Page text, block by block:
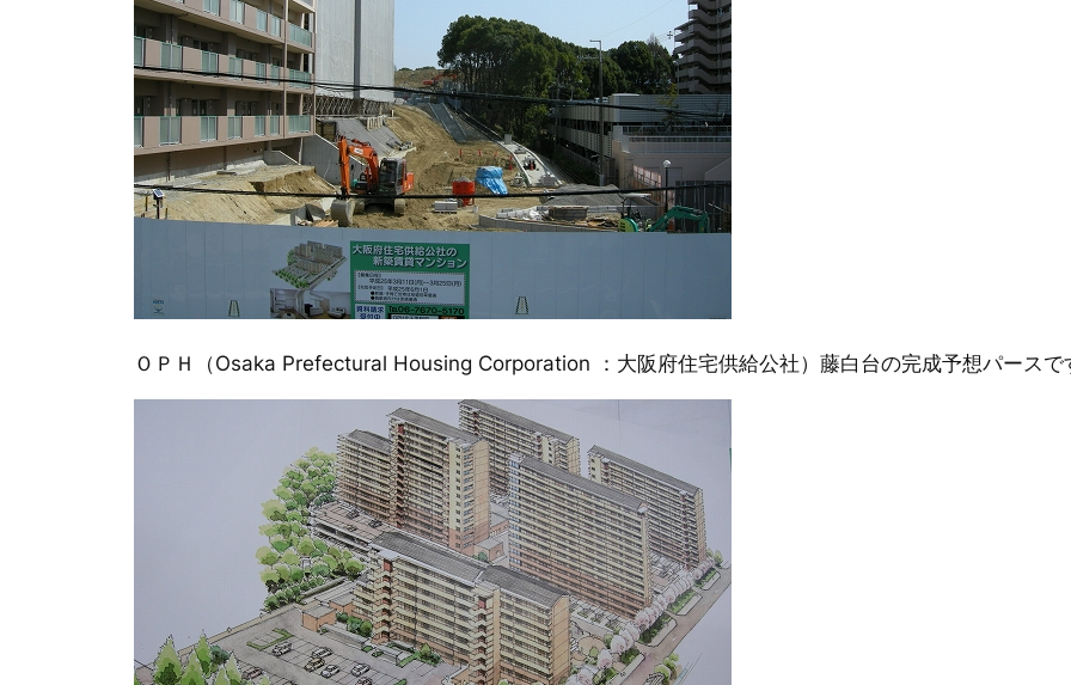
ＯＰＨ（Osaka Prefectural Housing Corporation ：大阪府住宅供給公社）藤白台の完成予想パースで